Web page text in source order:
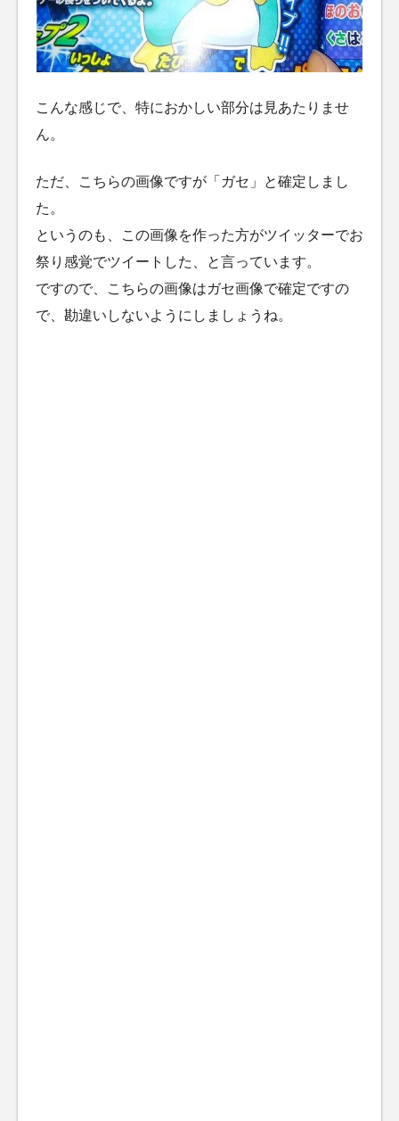
こんな感じで、特におかしい部分は見あたりませ
ん。
ただ、こちらの画像ですが「ガセ」と確定しまし
た。
というのも、この画像を作った方がツイッターでお
祭り感覚でツイートした、と言っています。
ですので、こちらの画像はガセ画像で確定ですの
で、勘違いしないようにしましょうね。